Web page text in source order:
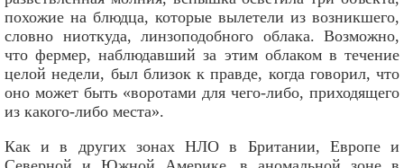
похожие на блюдца, которые вылетели из возникшего,
словно ниоткуда, линзоподобного облака. Возможно,
что фермер, наблюдавший за этим облаком в течение
целой недели, был близок к правде, когда говорил, что
оно может быть «воротами для чего-либо, приходящего
из какого-либо места».
Как и в других зонах НЛО в Британии, Европе и